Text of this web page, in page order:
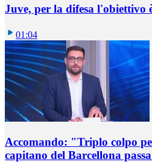
Juve, per la difesa l'obiettivo
01:04
Accomando: "Triplo colpo
capitano del Barcellona